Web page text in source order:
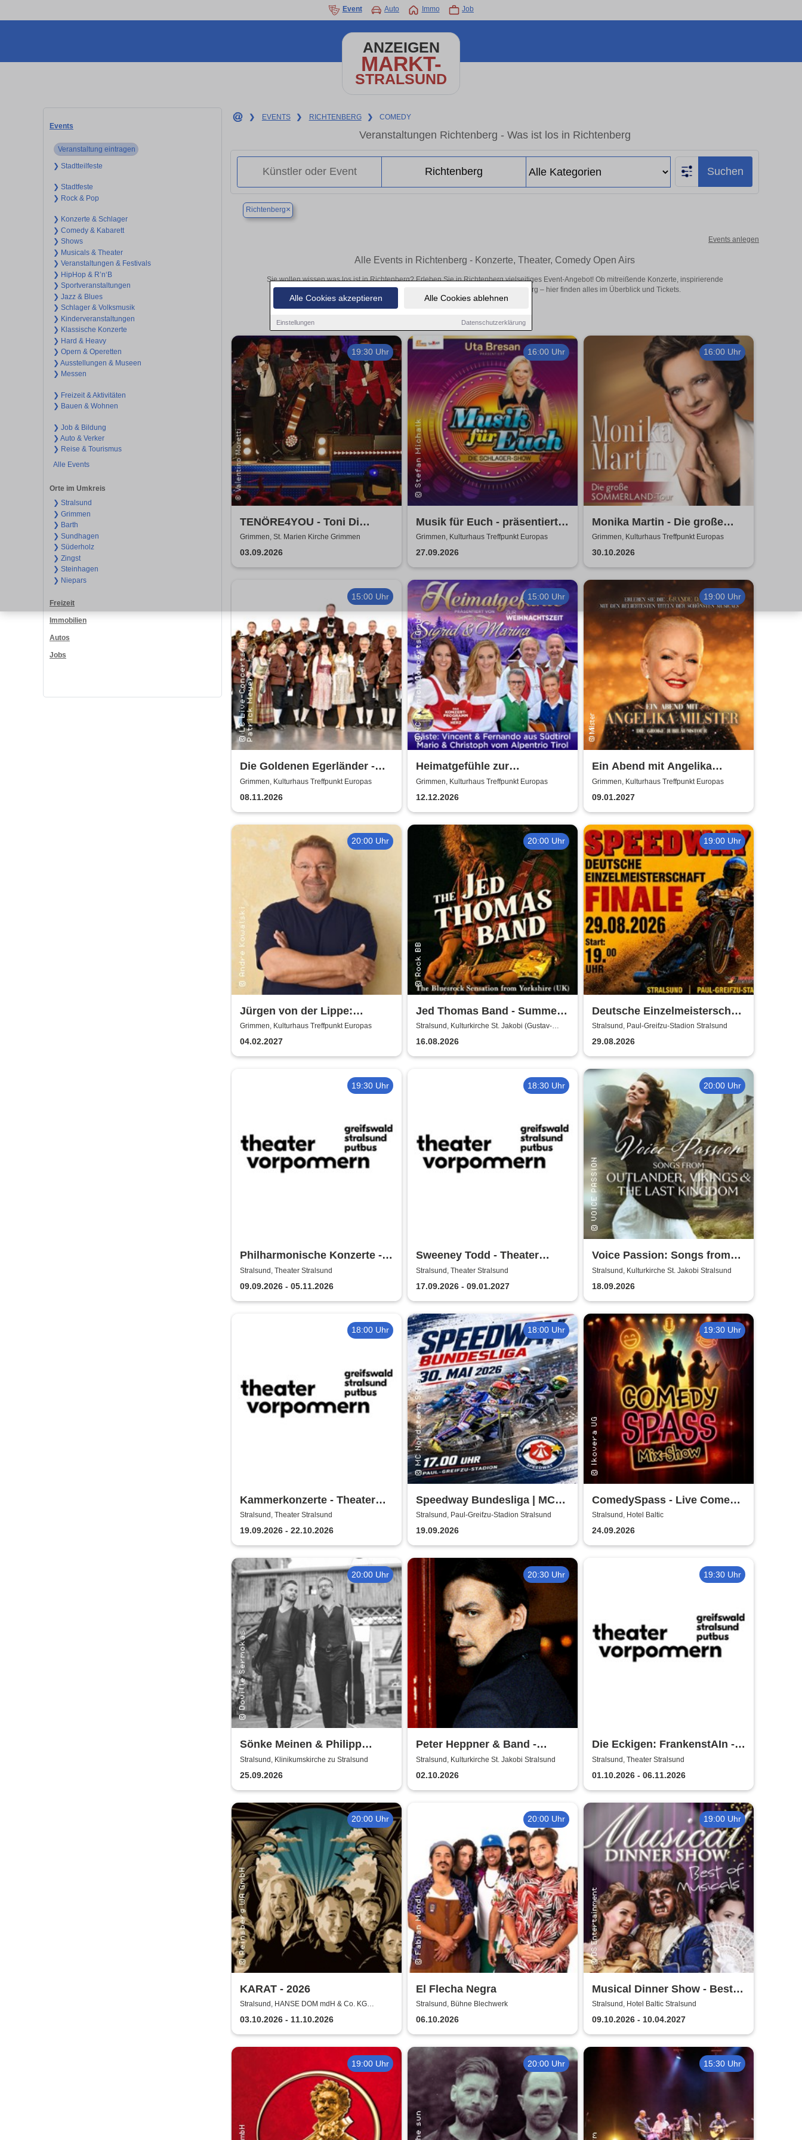
Alle Cookies akzeptieren Alle Cookies ablehnen
Einstellungen Datenschutzerklärung
Event Auto Immo Job
ANZEIGEN
MARKT-
STRALSUND
Events
Veranstaltung eintragen
❯ Stadtteilfeste
❯ Stadtfeste
❯ Rock & Pop
❯ Konzerte & Schlager
❯ Comedy & Kabarett
❯ Shows
❯ Musicals & Theater
❯ Veranstaltungen & Festivals
❯ HipHop & R’n‘B
❯ Sportveranstaltungen
❯ Jazz & Blues
❯ Schlager & Volksmusik
❯ Kinderveranstaltungen
❯ Klassische Konzerte
❯ Hard & Heavy
❯ Opern & Operetten
❯ Ausstellungen & Museen
❯ Messen
❯ Freizeit & Aktivitäten
❯ Bauen & Wohnen
❯ Job & Bildung
❯ Auto & Verker
❯ Reise & Tourismus
Alle Events
Orte im Umkreis
❯ Stralsund
❯ Grimmen
❯ Barth
❯ Sundhagen
❯ Süderholz
❯ Zingst
❯ Steinhagen
❯ Niepars
Freizeit
Immobilien
Autos
Jobs
❯ EVENTS ❯ RICHTENBERG ❯ COMEDY
Veranstaltungen Richtenberg - Was ist los in Richtenberg
Suchen
Richtenberg×
Events anlegen
Alle Events in Richtenberg - Konzerte, Theater, Comedy Open Airs
Sie wollen wissen was los ist in Richtenberg? Erleben Sie in Richtenberg vielseitiges Event-Angebot! Ob mitreißende Konzerte, inspirierende
Theateraufführungen oder aufregende Veranstaltungen in Richtenberg – hier finden alles im Überblick und Tickets.
19:30 Uhr
TENÖRE4YOU - Toni Di
Napoli & Pietro Pato
Grimmen, St. Marien Kirche Grimmen
03.09.2026
16:00 Uhr
Musik für Euch - präsentiert
von Uta Bresan
Grimmen, Kulturhaus Treffpunkt Europas
27.09.2026
16:00 Uhr
Monika Martin - Die große
Sommerland Tour
Grimmen, Kulturhaus Treffpunkt Europas
30.10.2026
15:00 Uhr
Die Goldenen Egerländer -
Melodien aus dem Egerland
Grimmen, Kulturhaus Treffpunkt Europas
08.11.2026
15:00 Uhr
Heimatgefühle zur
Weihnachtszeit 2026 - Das
Konzertprogramm mit Herz
Grimmen, Kulturhaus Treffpunkt Europas
12.12.2026
19:00 Uhr
Ein Abend mit Angelika
Milster - Jubiläumstournee
2027
Grimmen, Kulturhaus Treffpunkt Europas
09.01.2027
20:00 Uhr
Jürgen von der Lippe:
Sextextsextett - Comedy-
Lesung
Grimmen, Kulturhaus Treffpunkt Europas
04.02.2027
20:00 Uhr
Jed Thomas Band - Summer
Tour 2026
Stralsund, Kulturkirche St. Jakobi (Gustav-
Adolf-Saal)
16.08.2026
19:00 Uhr
Deutsche Einzelmeisterschaft
Finale | MC Nordstern
Stralsund
Stralsund, Paul-Greifzu-Stadion Stralsund
29.08.2026
19:30 Uhr
Philharmonische Konzerte -
Theater Vorpommern
Stralsund, Theater Stralsund
09.09.2026 - 05.11.2026
18:30 Uhr
Sweeney Todd - Theater
Vorpommern
Stralsund, Theater Stralsund
17.09.2026 - 09.01.2027
20:00 Uhr
Voice Passion: Songs from
Outlander, Vikings & The Last
Kingdom
Stralsund, Kulturkirche St. Jakobi Stralsund
18.09.2026
18:00 Uhr
Kammerkonzerte - Theater
Vorpommern
Stralsund, Theater Stralsund
19.09.2026 - 22.10.2026
18:00 Uhr
Speedway Bundesliga | MC
Nordstern Stralsund
Stralsund, Paul-Greifzu-Stadion Stralsund
19.09.2026
19:30 Uhr
ComedySpass - Live Comedy
Mix-Show
Stralsund, Hotel Baltic
24.09.2026
20:00 Uhr
Sönke Meinen & Philipp
Wiechert | Konzert in
Klinikumskirche Strasund
Stralsund, Klinikumskirche zu Stralsund
25.09.2026
20:30 Uhr
Peter Heppner & Band -
Akustik Tour 2026
Stralsund, Kulturkirche St. Jakobi Stralsund
02.10.2026
19:30 Uhr
Die Eckigen: FrankenstAIn -
Theater Vorpommern
Stralsund, Theater Stralsund
01.10.2026 - 06.11.2026
20:00 Uhr
KARAT - 2026
Stralsund, HANSE DOM mdH & Co. KG
Stralsund
03.10.2026 - 11.10.2026
20:00 Uhr
El Flecha Negra
Stralsund, Bühne Blechwerk
06.10.2026
19:00 Uhr
Musical Dinner Show - Best
of Musicals
Stralsund, Hotel Baltic Stralsund
09.10.2026 - 10.04.2027
19:00 Uhr 20:00 Uhr 15:30 Uhr